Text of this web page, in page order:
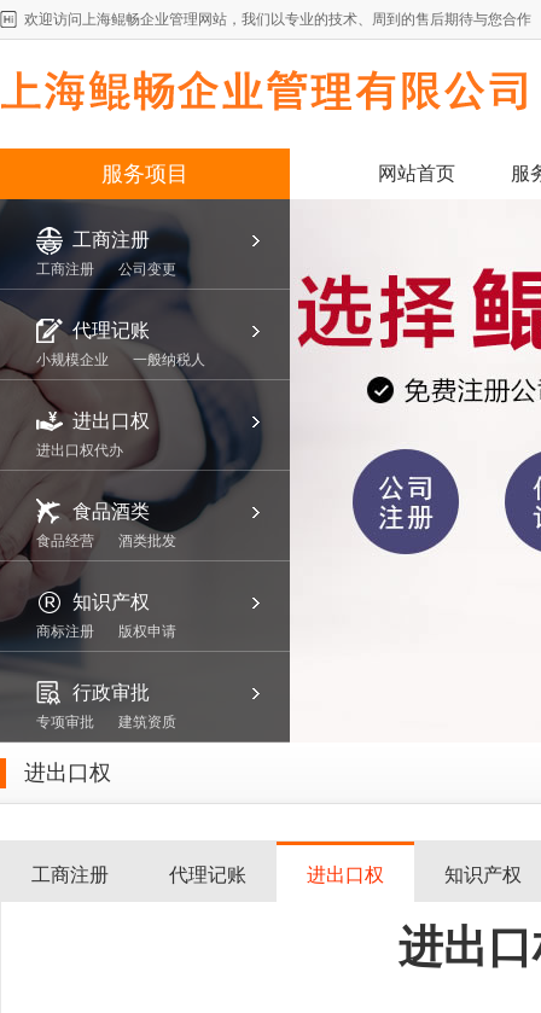
欢迎访问上海鲲畅企业管理网站，我们以专业的技术、周到的售后期待与您合作
服务项目 网站首页 服
工商注册
工商注册 公司变更
代理记账
小规模企业 一般纳税人
进出口权
进出口权代办
食品酒类
食品经营 酒类批发
知识产权
商标注册 版权申请
行政审批
专项审批 建筑资质
进出口权
工商注册 代理记账 进出口权 知识产权
进出